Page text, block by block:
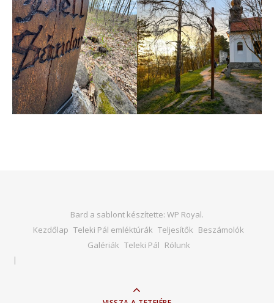
Bard a sablont készítette: WP Royal.
Kezdőlap Teleki Pál emléktúrák Teljesítők Beszámolók
Galériák Teleki Pál Rólunk